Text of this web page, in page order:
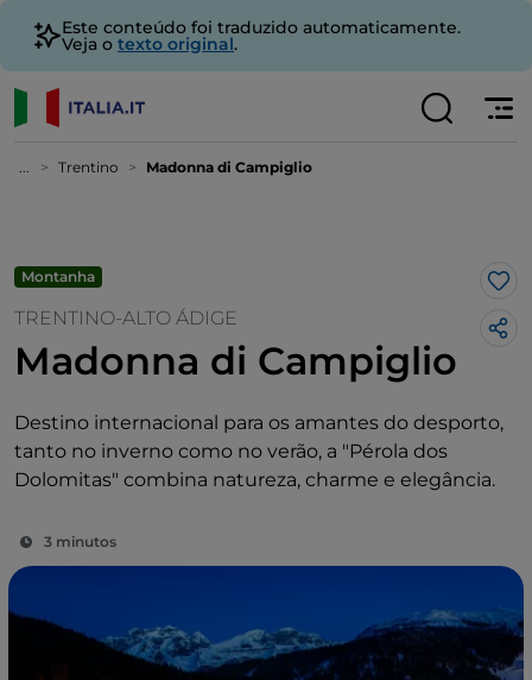
Este conteúdo foi traduzido automaticamente.
Veja o texto original.
... Trentino Madonna di Campiglio
Montanha
TRENTINO-ALTO ÁDIGE
Madonna di Campiglio
Destino internacional para os amantes do desporto,
tanto no inverno como no verão, a "Pérola dos
Dolomitas" combina natureza, charme e elegância.
3 minutos